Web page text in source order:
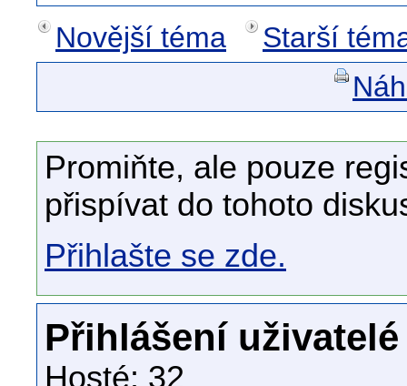
Novější téma
Starší
Promiňte, ale pouze
přispívat do tohoto
Přihlašte se zde.
Přihlášení uživatelé
Hosté: 32